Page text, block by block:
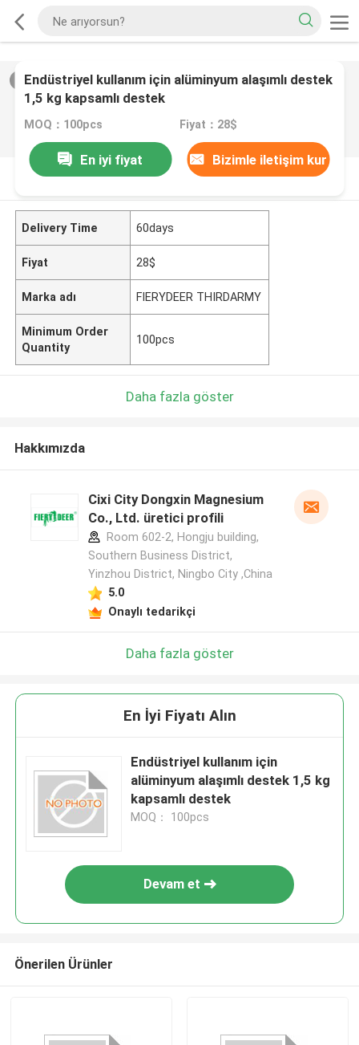
/0
Endüstriyel kullanım için alüminyum alaşımlı destek
1,5 kg kapsamlı destek
MOQ：100pcs Fiyat：28$
En iyi fiyat
Bizimle iletişim kur
ÜRüN AçıKLAMASı
Delivery Time 60days
Fiyat 28$
Marka adı FIERYDEER THIRDARMY
Minimum Order
Quantity
100pcs
Daha fazla göster
Hakkımızda
Cixi City Dongxin Magnesium
Co., Ltd. üretici profili
Room 602-2, Hongju building,
Southern Business District,
Yinzhou District, Ningbo City ,China
5.0
Onaylı tedarikçi
Daha fazla göster
En İyi Fiyatı Alın
Endüstriyel kullanım için
alüminyum alaşımlı destek 1,5 kg
kapsamlı destek
MOQ： 100pcs
Devam et
Önerilen Ürünler